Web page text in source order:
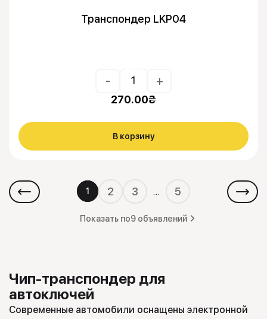
Транспондер LKP04
- +
270.00₴
В корзину
1 2 3 … 5
Показать по9 объявлений
Чип-транспондер для
автоключей
Современные автомобили оснащены электронной